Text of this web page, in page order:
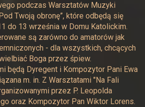
podczas Warsztatów Muzyki
Twoją obronę”, które odbędą się
do 13 września w Domu Katolickim.
są zarówno do amatorów jak
- dla wszystkich, chcących
Boga przez śpiew.
będą Dyregent i Kompozytor Pani Ewa
m. in. Z Warsztatami "Na Fali
przez P. Leopolda
oraz Kompozytor Pan Wiktor Lorens.